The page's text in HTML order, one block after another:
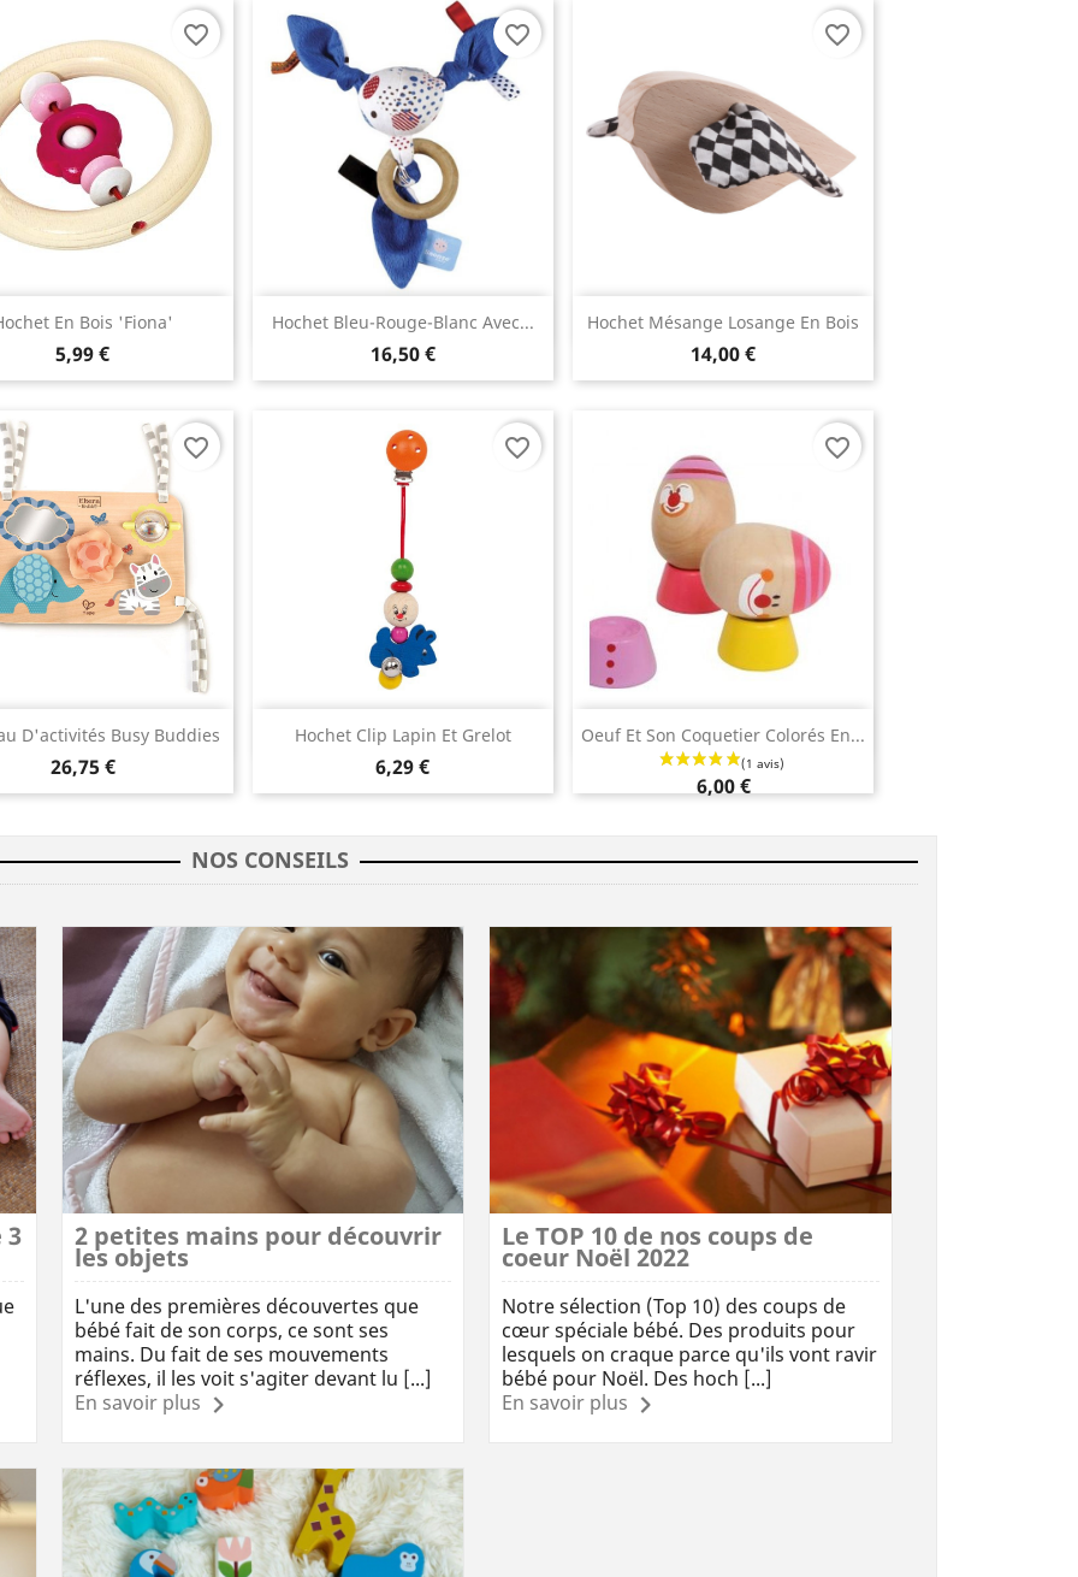
En Bois 'Fiona'
5,99 €
Aperçu rapide
favorite_border
Hochet Bleu-Rouge-Blanc Avec...
16,50 €
Aperçu rapide
favorite_border
Hochet Mésange Losange En Bois
14,00 €
Aperçu rapide
favorite_border
D'activités Busy Buddies
26,75 €
Aperçu rapide
favorite_border
Hochet Clip Lapin Et Grelot
6,29 €
Aperçu rapide
favorite_border
Oeuf Et Son Coquetier Colorés En...
6,00 €
Aperçu rapide
favorite_border
NOS CONSEILS
3 2 petites mains pour découvrir
les objets
L'une des premières découvertes que
bébé fait de son corps, ce sont ses
mains. Du fait de ses mouvements
réflexes, il les voit s'agiter devant lu [...]
En savoir plus
Le TOP 10 de nos coups de
coeur Noël 2022
Notre sélection (Top 10) des coups de
cœur spéciale bébé. Des produits pour
lesquels on craque parce qu'ils vont ravir
bébé pour Noël. Des hoch [...]
En savoir plus